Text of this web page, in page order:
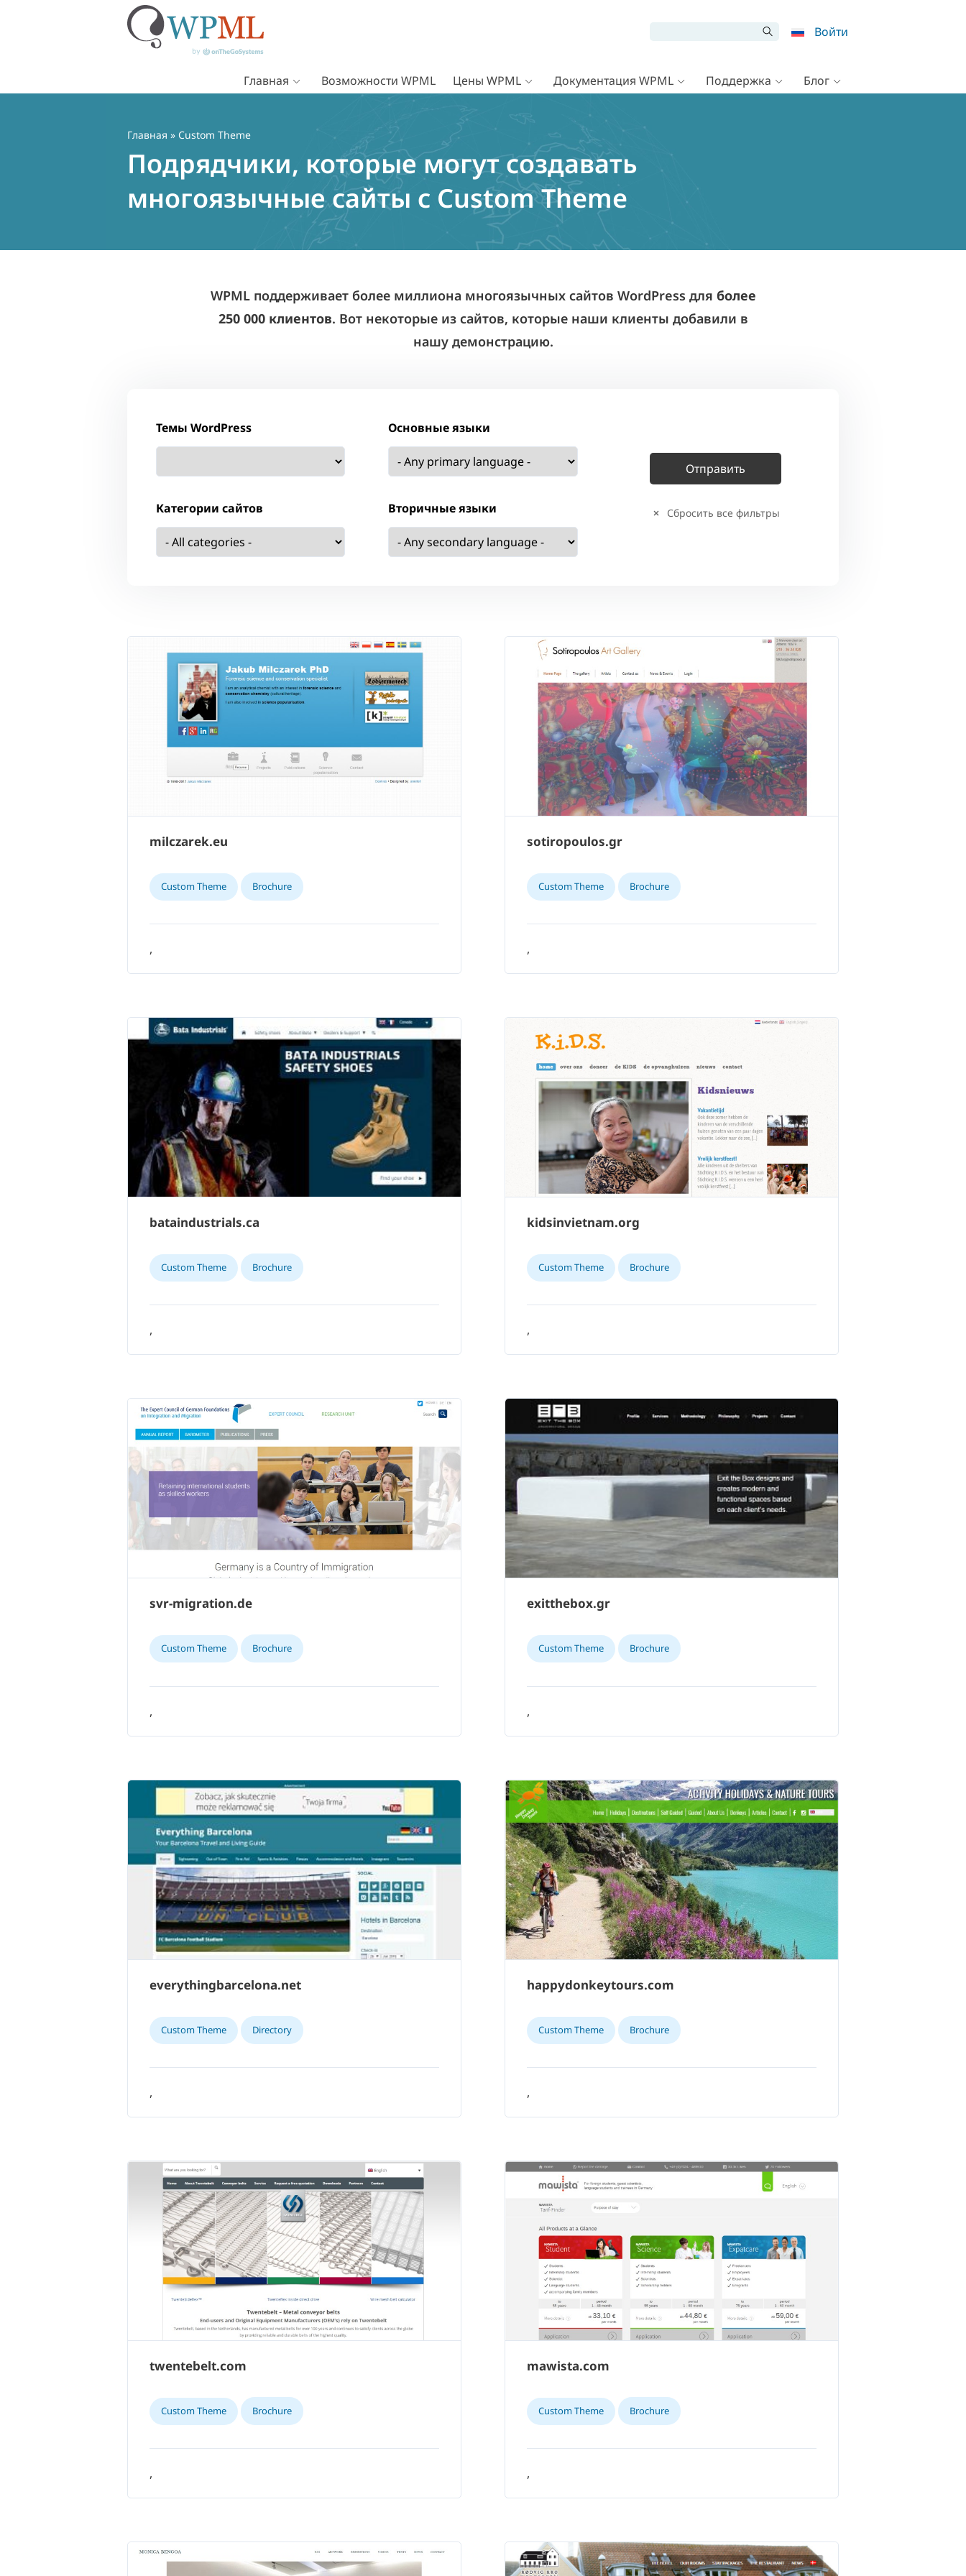
Войти
Главная Возможности WPML Цены WPML Документация WPML Поддержка Блог
Главная » Custom Theme
Подрядчики, которые могут создавать
многоязычные сайты с Custom Theme
WPML поддерживает более миллиона многоязычных сайтов WordPress для более
250 000 клиентов. Вот некоторые из сайтов, которые наши клиенты добавили в
нашу демонстрацию.
Темы WordPress
Категории сайтов
Основные языки
Вторичные языки Сбросить все фильтры
milczarek.eu
Custom Theme Brochure
,
sotiropoulos.gr
Custom Theme Brochure
,
bataindustrials.ca
Custom Theme Brochure
,
kidsinvietnam.org
Custom Theme Brochure
,
svr-migration.de
Custom Theme Brochure
,
exitthebox.gr
Custom Theme Brochure
,
everythingbarcelona.net
Custom Theme Directory
,
happydonkeytours.com
Custom Theme Brochure
,
twentebelt.com
Custom Theme Brochure
,
mawista.com
Custom Theme Brochure
,